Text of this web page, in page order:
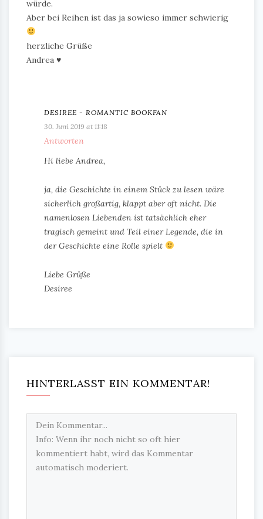
würde.
Aber bei Reihen ist das ja sowieso immer schwierig
herzliche Grüße
Andrea ♥
DESIREE - ROMANTIC BOOKFAN
30. Juni 2019 at 11:18
Antworten
Hi liebe Andrea,
ja, die Geschichte in einem Stück zu lesen wäre
sicherlich großartig, klappt aber oft nicht. Die
namenlosen Liebenden ist tatsächlich eher
tragisch gemeint und Teil einer Legende, die in
der Geschichte eine Rolle spielt
Liebe Grüße
Desiree
HINTERLASST EIN KOMMENTAR!